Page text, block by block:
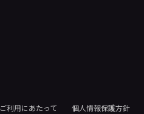
ご利用にあたって 個人情報保護方針